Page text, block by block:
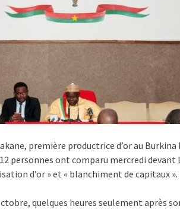
première productrice d’or au
personnes ont comparu mercredi devant
d’or » et « blanchiment de capitaux ».
quelques heures seulement après